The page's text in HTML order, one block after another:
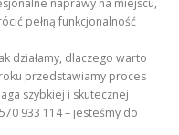
pełną funkcjonalność
działamy, dlaczego warto
przedstawiamy proces
szybkiej i skutecznej
933 114 – jesteśmy do